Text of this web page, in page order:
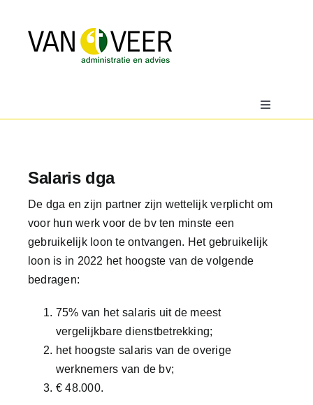
inhoud
Toggle
Navigation
Over
Downloads
Salaris dga
De dga en zijn partner zijn wettelijk verplicht om
voor hun werk voor de bv ten minste een
gebruikelijk loon te ontvangen. Het gebruikelijk
loon is in 2022 het hoogste van de volgende
bedragen:
75% van het salaris uit de meest
vergelijkbare dienstbetrekking;
het hoogste salaris van de overige
werknemers van de bv;
€ 48.000.